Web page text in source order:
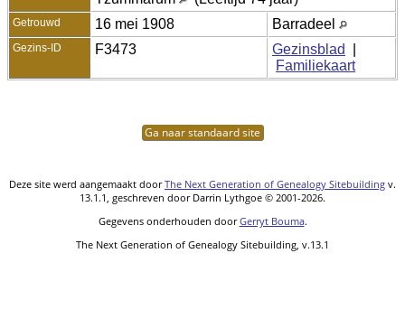
Getrouwd 16 mei 1908 Barradeel
Gezins-ID F3473 Gezinsblad
Familiekaart
Ga naar standaard site
Deze site werd aangemaakt doorThe Next Generation of Genealogy Sitebuilding v.
13.1.1, geschreven door Darrin Lythgoe © 2001-2026.
Gegevens onderhouden doorGerryt Bouma.
The Next Generation of Genealogy Sitebuilding, v.13.1